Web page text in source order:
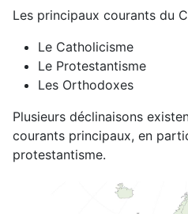
Les principaux courants du
Le Catholicisme
Le Protestantisme
Les Orthodoxes
Plusieurs déclinaisons
courants principaux, en
protestantisme.